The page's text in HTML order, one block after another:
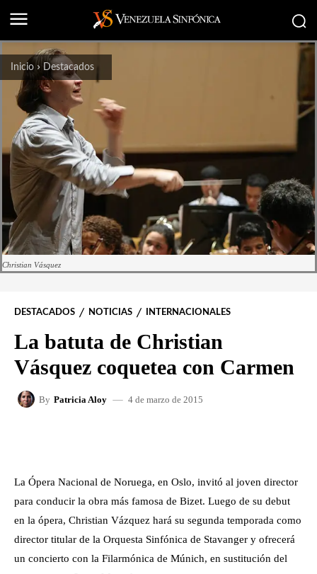
Inicio Destacados
Christian Vásquez
DESTACADOS NOTICIAS INTERNACIONALES
La batuta de Christian
Vásquez coquetea con Carmen
By Patricia Aloy 4 de marzo de 2015
La Ópera Nacional de Noruega, en Oslo, invitó al joven director
para conducir la obra más famosa de Bizet. Luego de su debut
en la ópera, Christian Vázquez hará su segunda temporada como
director titular de la Orquesta Sinfónica de Stavanger y ofrecerá
un concierto con la Filarmónica de Múnich, en sustitución del